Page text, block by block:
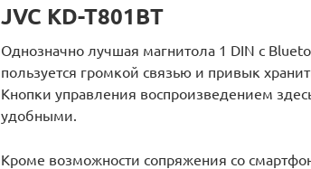
JVC KD-T801BT
Однозначно лучшая магнитола 1 DIN с
пользуется громкой связью и привык
Кнопки управления воспроизведением
удобными.
Кроме возможности сопряжения со